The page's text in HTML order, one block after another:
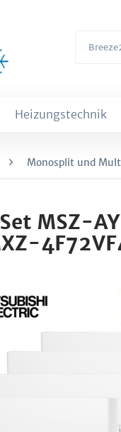
Heizungstechnik
Monosplit und
MSZ-